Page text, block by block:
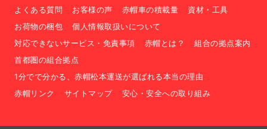
よくある質問 お客様の声 赤帽車の積載量
資材・工具
お荷物の梱包
個人情報取扱いについて
対応できないサービス・免責事項
赤帽とは？
組合の拠点案内
首都圏の組合拠点
1分でで分かる、赤帽松本運送が選ばれる本当の理由
赤帽リンク
サイトマップ 安心・安全への取り組み